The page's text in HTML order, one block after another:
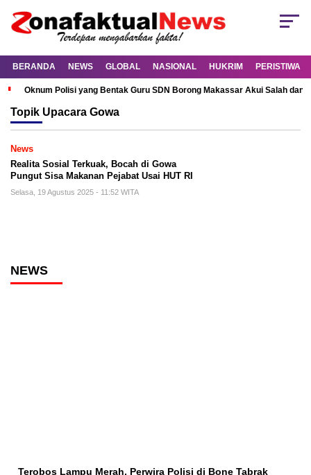
BERANDA NEWS GLOBAL NASIONAL HUKRIM PERISTIWA
Oknum Polisi yang Bentak Guru SDN Borong Makassar Akui Salah dan
Topik Upacara Gowa
News
Realita Sosial Terkuak, Bocah di Gowa
Pungut Sisa Makanan Pejabat Usai HUT RI
Selasa, 19 Agustus 2025 - 11:52 WITA
NEWS
Terobos Lampu Merah, Perwira Polisi di Bone Tabrak